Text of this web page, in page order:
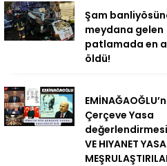
Şam
meydana gelen
patlamada en
öldü!
Çerçeve Yasa
VE HIYANET